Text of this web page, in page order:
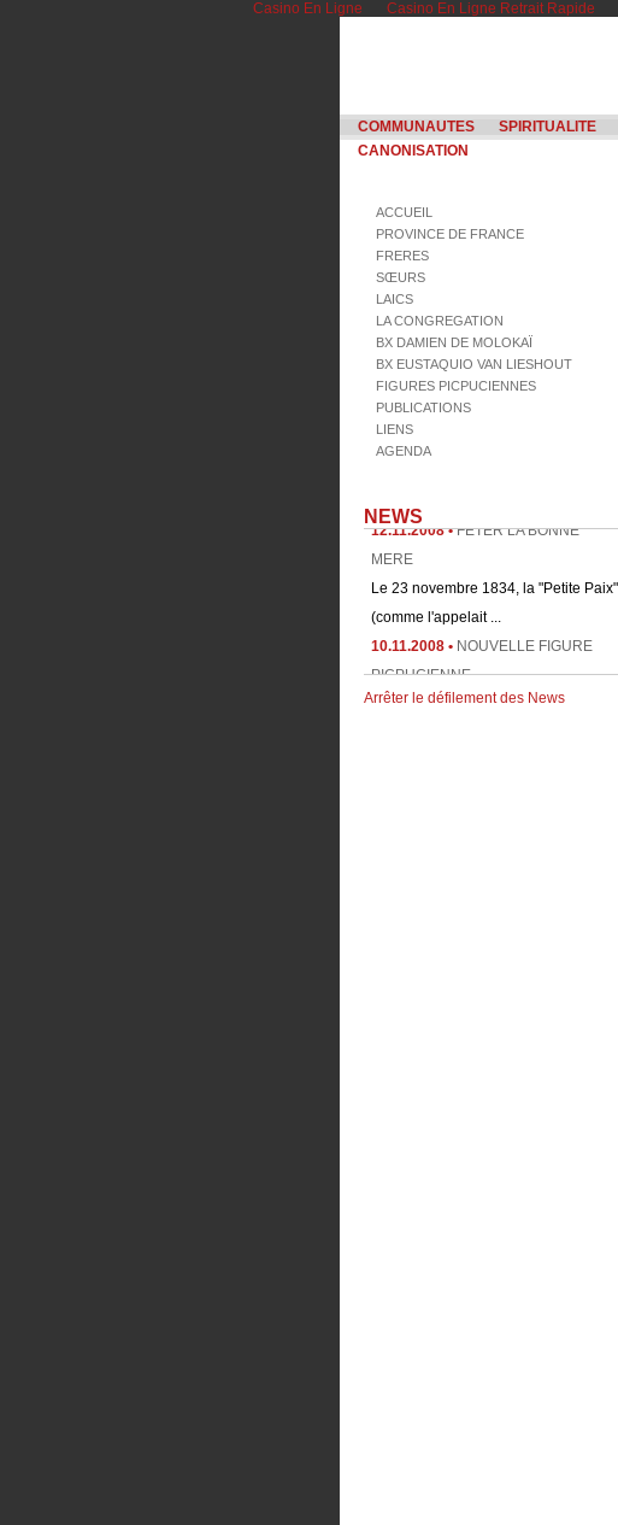
Casino En Ligne Casino En Ligne Retrait Rapide
COMMUNAUTES SPIRITUALITE
CANONISATION
ACCUEIL
PROVINCE DE FRANCE
FRERES
SŒURS
LAICS
LA CONGREGATION
BX DAMIEN DE MOLOKAÏ
BX EUSTAQUIO VAN LIESHOUT
FIGURES PICPUCIENNES
PUBLICATIONS
LIENS
AGENDA
NEWS
MERE
Le 23 novembre 1834, la "Petite Paix"
(comme l'appelait ...
10.11.2008 • NOUVELLE FIGURE
PICPUCIENNE
Découvrez la vie du Père Rolf
Reichenbach (1931-2004), ...
Arrêter le défilement des News